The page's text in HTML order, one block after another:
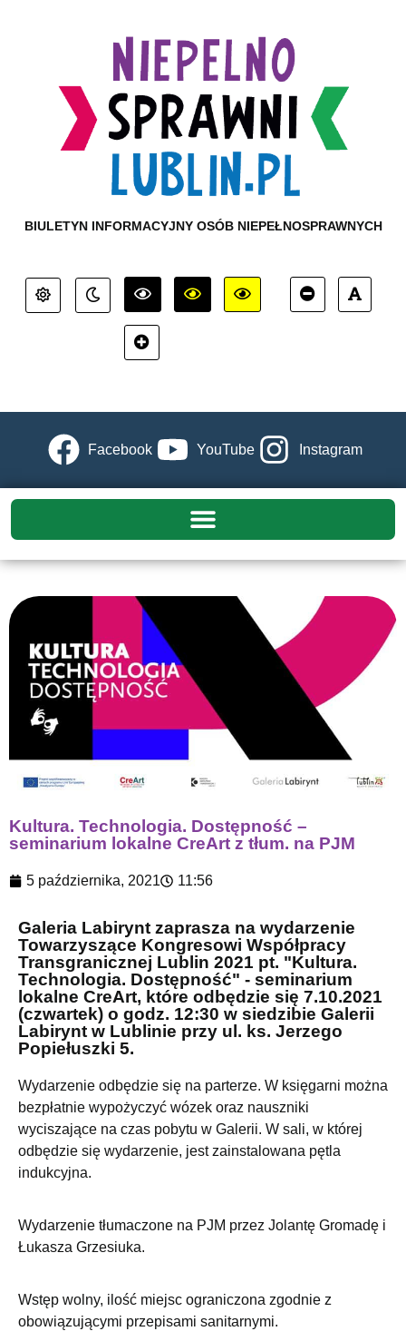
BIULETYN INFORMACYJNY OSÓB NIEPEŁNOSPRAWNYCH
Facebook YouTube Instagram
Kultura. Technologia. Dostępność –
seminarium lokalne CreArt z tłum. na PJM
5 października, 2021 11:56
Galeria Labirynt zaprasza na wydarzenie
Towarzyszące Kongresowi Współpracy
Transgranicznej Lublin 2021 pt. "Kultura.
Technologia. Dostępność" - seminarium
lokalne CreArt, które odbędzie się 7.10.2021
(czwartek) o godz. 12:30 w siedzibie Galerii
Labirynt w Lublinie przy ul. ks. Jerzego
Popiełuszki 5.
Wydarzenie odbędzie się na parterze. W księgarni można
bezpłatnie wypożyczyć wózek oraz nauszniki
wyciszające na czas pobytu w Galerii. W sali, w której
odbędzie się wydarzenie, jest zainstalowana pętla
indukcyjna.
Wydarzenie tłumaczone na PJM przez Jolantę Gromadę i
Łukasza Grzesiuka.
Wstęp wolny, ilość miejsc ograniczona zgodnie z
obowiązującymi przepisami sanitarnymi.